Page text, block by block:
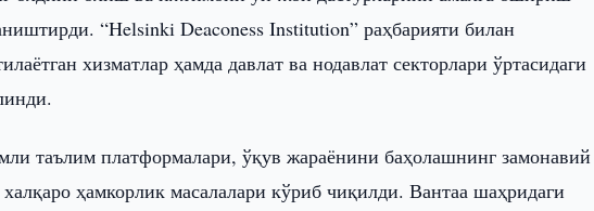
“Helsinki Deaconess Institution” раҳбарияти билан
хизматлар ҳамда давлат ва нодавлат секторлари ўртасидаги
таълим платформалари, ўқув жараёнини баҳолашнинг замонавий
ҳамкорлик масалалари кўриб чиқилди. Вантаа шаҳридаги